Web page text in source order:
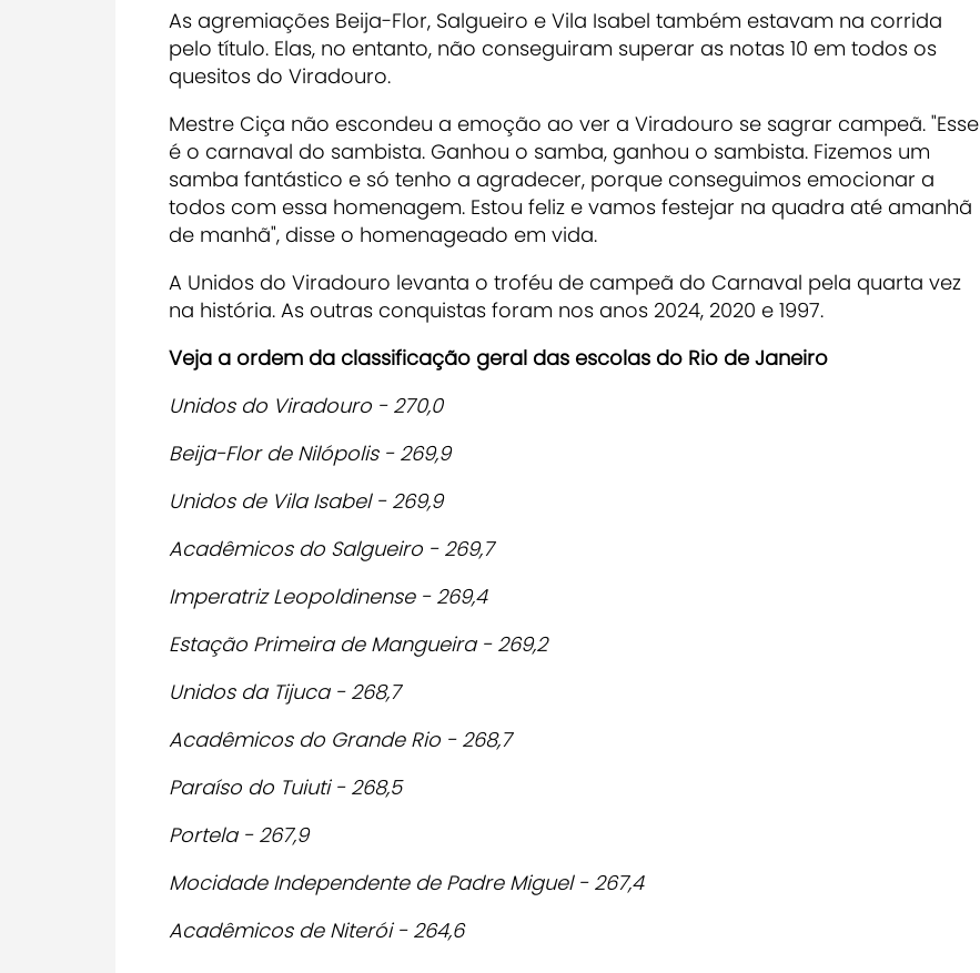
As agremiações Beija-Flor, Salgueiro e Vila Isabel também estavam na corrida
pelo título. Elas, no entanto, não conseguiram superar as notas 10 em todos os
quesitos do Viradouro.
Mestre Ciça não escondeu a emoção ao ver a Viradouro se sagrar campeã. "Esse
é o carnaval do sambista. Ganhou o samba, ganhou o sambista. Fizemos um
samba fantástico e só tenho a agradecer, porque conseguimos emocionar a
todos com essa homenagem. Estou feliz e vamos festejar na quadra até amanhã
de manhã", disse o homenageado em vida.
A Unidos do Viradouro levanta o troféu de campeã do Carnaval pela quarta vez
na história. As outras conquistas foram nos anos 2024, 2020 e 1997.
Veja a ordem da classificação geral das escolas do Rio de Janeiro
Unidos do Viradouro - 270,0
Beija-Flor de Nilópolis - 269,9
Unidos de Vila Isabel - 269,9
Acadêmicos do Salgueiro - 269,7
Imperatriz Leopoldinense - 269,4
Estação Primeira de Mangueira - 269,2
Unidos da Tijuca - 268,7
Acadêmicos do Grande Rio - 268,7
Paraíso do Tuiuti - 268,5
Portela - 267,9
Mocidade Independente de Padre Miguel - 267,4
Acadêmicos de Niterói - 264,6